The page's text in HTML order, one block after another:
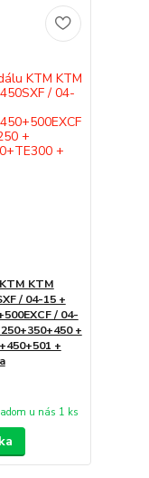
KTM
/ 04-15 +
/ 04-
+
+
u nás 1 ks